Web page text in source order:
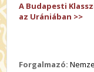
A Budapesti
az Urániában >>
Forgalmazó: